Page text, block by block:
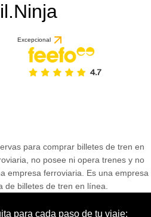
Excepcional
para comprar billetes de tren en
no posee ni opera trenes y no
empresa ferroviaria. Es una empresa
de billetes de tren en línea.
para cada paso de tu viaje: